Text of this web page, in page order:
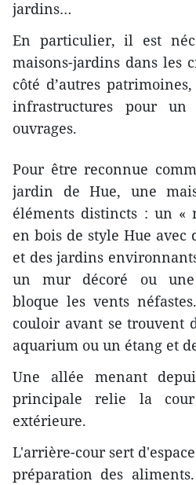
jardins…
En particulier, il est
maisons-jardins dans les
côté d’autres
infrastructures pour
ouvrages.
Pour être reconnue
jardin de Hue, une
éléments distincts : un «
en bois de style Hue avec
et des jardins
un mur décoré ou une
bloque les vents
couloir avant se trouvent
aquarium ou un étang et
Une allée menant
principale relie la
extérieure.
L'arrière-cour sert
préparation des